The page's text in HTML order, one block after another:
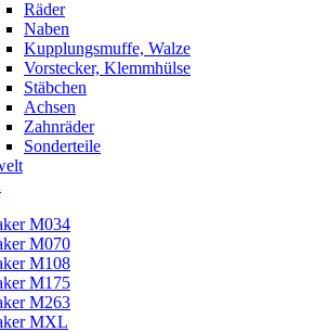
Räder
Naben
Kupplungsmuffe, Walze
Vorstecker, Klemmhülse
Stäbchen
Achsen
Zahnräder
Sonderteile
M034
M070
M108
M175
M263
MXL